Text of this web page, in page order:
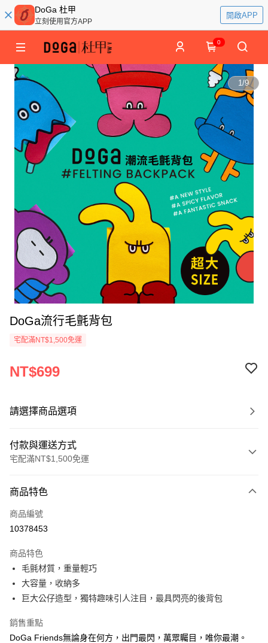
DoGa 杜甲
立刻使用官方APP
開啟APP
0
1/9
DoGa流行毛氈背包
宅配滿NT$1,500免運
NT$699
請選擇商品選項
付款與運送方式
宅配滿NT$1,500免運
信用卡一次付款
LINE Pay
悠遊付
Google Pay
相關說明
【關於「AFTEE先享後付」】
商品特色
商品編號
10378453
商品特色
毛氈材質，重量輕巧
大容量，收納多
巨大公仔造型，獨特趣味引人注目，最具閃亮的後背包
銷售重點
DoGa Friends無論身在何方，出門最閃，萬眾矚目，唯你最潮。